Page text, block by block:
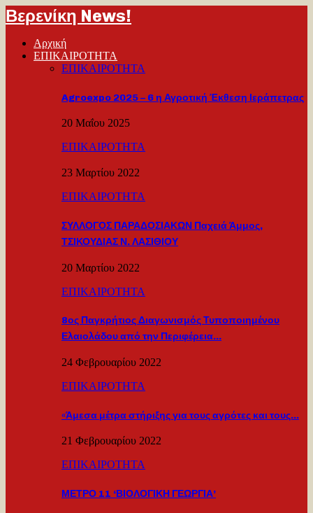
Βερενίκη News!
Αρχική
ΕΠΙΚΑΙΡΟΤΗΤΑ
ΕΠΙΚΑΙΡΟΤΗΤΑ
Agroexpo 2025 – 6 η Αγροτική Έκθεση Ιεράπετρας
20 Μαΐου 2025
ΕΠΙΚΑΙΡΟΤΗΤΑ
23 Μαρτίου 2022
ΕΠΙΚΑΙΡΟΤΗΤΑ
ΣΥΛΛΟΓΟΣ ΠΑΡΑΔΟΣΙΑΚΩΝ Παχειά Άμμος,
ΤΣΙΚΟΥΔΙΑΣ Ν. ΛΑΣΙΘΙΟΥ
20 Μαρτίου 2022
ΕΠΙΚΑΙΡΟΤΗΤΑ
8ος Παγκρήτιος Διαγωνισμός Τυποποιημένου
Ελαιολάδου από την Περιφέρεια…
24 Φεβρουαρίου 2022
ΕΠΙΚΑΙΡΟΤΗΤΑ
«Άμεσα μέτρα στήριξης για τους αγρότες και τους…
21 Φεβρουαρίου 2022
ΕΠΙΚΑΙΡΟΤΗΤΑ
ΜΕΤΡΟ 11 ‘ΒΙΟΛΟΓΙΚΗ ΓΕΩΡΓΙΑ’